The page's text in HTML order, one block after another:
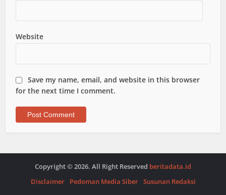
Website
Save my name, email, and website in this browser
for the next time I comment.
Copyright © 2026. All Right Reserved beritadata.id
Disclaimer
Pedoman Media Siber Susunan Redaksi